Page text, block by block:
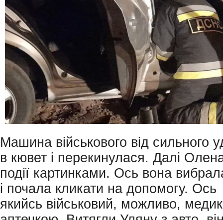
Машина військового від сильного
в кювет і перекинулася. Далі
події картинками. Ось вона
і почала кликати на допомогу. Ось
якийсь військовий, можливо,